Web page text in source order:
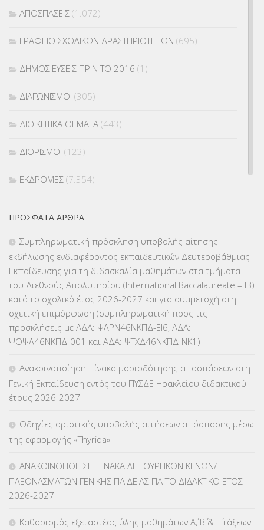
ΑΠΟΣΠΑΣΕΙΣ (1.072)
ΓΡΑΦΕΙΟ ΣΧΟΛΙΚΩΝ ΔΡΑΣΤΗΡΙΟΤΗΤΩΝ (695)
ΔΗΜΟΣΙΕΥΣΕΙΣ ΠΡΙΝ ΤΟ 2016 (1)
ΔΙΑΓΩΝΙΣΜΟΙ (305)
ΔΙΟΙΚΗΤΙΚΑ ΘΕΜΑΤΑ (443)
ΔΙΟΡΙΣΜΟΙ (123)
ΕΚΔΡΟΜΕΣ (7.354)
ΕΠΙΜΟΡΦΩΣΗ Τ.Π.Ε.(10)
ΕΥΡΩΠΑΪΚΑ ΠΡΟΓΡΑΜΜΑΤΑ(230)
ΚΕΣΥ (60)
ΚΕΣΥΠ(109)
ΚΠγ – ΚΡΑΤΙΚΟ ΠΙΣΤΟΠΟΙΗΤΙΚΟ ΓΛΩΣΣΟΜΑΘΕΙΑΣ(135)
ΚΠπ- ΚΡΑΤΙΚΟ ΠΙΣΤΟΠΟΙΗΤΙΚΟ ΠΛΗΡΟΦΟΡΙΚΗΣ
ΛΟΙΠΑ(309)
ΜΕΤΑΘΕΣΕΙΣ-ΤΟΠΟΘΕΤΗΣΕΙΣ ΒΕΛΤΙΩΣΕΙΣ(319)
ΠΡΌΣΦΑΤΑ ΆΡΘΡΑ
Συμπληρωματική πρόσκληση υποβολής αίτησης
εκδήλωσης ενδιαφέροντος εκπαιδευτικών Δευτεροβάθμιας
Εκπαίδευσης για τη διδασκαλία μαθημάτων στα τμήματα
του Διεθνούς Απολυτηρίου (International Baccalaureate – IB)
κατά το σχολικό έτος 2026-2027 και για συμμετοχή στη
σχετική επιμόρφωση (συμπληρωματική προς τις
προσκλήσεις με ΑΔΑ: ΨΛΡΝ46ΝΚΠΔ-ΕΙ6, ΑΔΑ:
ΨΟΨΛ46ΝΚΠΔ-001 και ΑΔΑ: ΨΤΧΔ46ΝΚΠΔ-ΝΚ1)
Ανακοινοποίηση πίνακα μοριοδότησης αποσπάσεων στη
Γενική Εκπαίδευση εντός του ΠΥΣΔΕ Ηρακλείου διδακτικού
έτους 2026-2027
Οδηγίες οριστικής υποβολής αιτήσεων απόσπασης μέσω
της εφαρμογής «Thyrida»
ΑΝΑΚΟΙΝΟΠΟΙΗΣΗ ΠΙΝΑΚΑ ΛΕΙΤΟΥΡΓΙΚΩΝ ΚΕΝΩΝ/
ΠΛΕΟΝΑΣΜΑΤΩΝ ΓΕΝΙΚΗΣ ΠΑΙΔΕΙΑΣ ΓΙΑ ΤΟ ΔΙΔΑΚΤΙΚΟ ΕΤΟΣ
2026-2027
Καθορισμός εξεταστέας ύλης μαθημάτων Α΄, Β΄ & Γ΄ τάξεων